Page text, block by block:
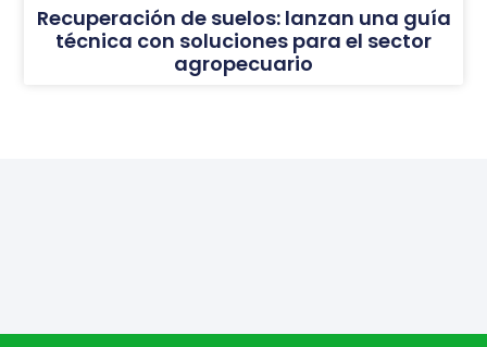
Recuperación de suelos: lanzan una guía
técnica con soluciones para el sector
agropecuario